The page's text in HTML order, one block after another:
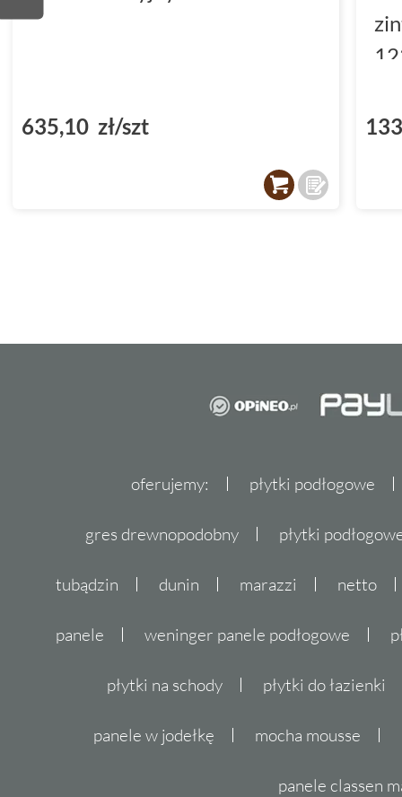
635,10 zł/szt
oferujemy: płytki podłogowe
gres drewnopodobny płytki
tubądzin dunin marazzi netto
panele weninger panele podłogowe
płytki na schody płytki do łazienki
panele w jodełkę mocha mousse
panele classen